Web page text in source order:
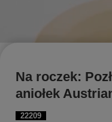
22209
Na roczek:
aniołek